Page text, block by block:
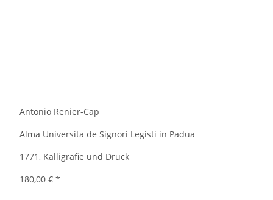
Antonio Renier-Cap
Alma Universita de Signori Legisti in Padua
1771, Kalligrafie und Druck
180,00 € *